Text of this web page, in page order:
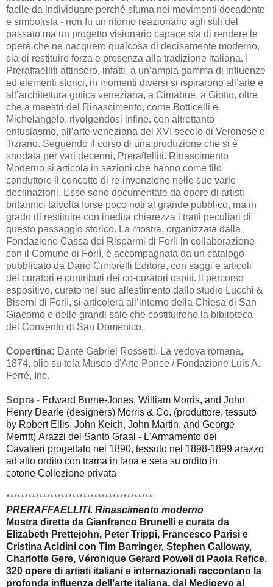
facile da individuare perché sfuma nei movimenti decadente
e simbolista - non fu un ritorno reazionario agli stili del
passato ma un progetto visionario capace sia di rendere le
opere che ne nacquero qualcosa di decisamente moderno,
sia di restituire forza e presenza alla tradizione italiana. I
Preraffaelliti attinsero, infatti, a un’ampia gamma di influenze
ed elementi storici, in momenti diversi si ispirarono all’arte e
all’architettura gotica veneziana, a Cimabue, a Giotto, oltre
che a maestri del Rinascimento, come Botticelli e
Michelangelo, rivolgendosi infine, con altrettanto
entusiasmo, all’arte veneziana del XVI secolo di Veronese e
Tiziano. Seguendo il corso di una produzione che si è
snodata per vari decenni, Preraffelliti. Rinascimento
Moderno si articola in sezioni che hanno come filo
conduttore il concetto di re-invenzione nelle sue varie
declinazioni. Esse sono documentate da opere di artisti
britannici talvolta forse poco noti al grande pubblico, ma in
grado di restituire con inedita chiarezza i tratti peculiari di
questo passaggio storico. La mostra, organizzata dalla
Fondazione Cassa dei Risparmi di Forlì in collaborazione
con il Comune di Forlì, è accompagnata da un catalogo
pubblicato da Dario Cimorelli Editore, con saggi e articoli
dei curatori e contributi dei co-curatori ospiti. Il percorso
espositivo, curato nel suo allestimento dallo studio Lucchi &
Biserni di Forlì, si articolerà all’interno della Chiesa di San
Giacomo e delle grandi sale che costituirono la biblioteca
del Convento di San Domenico.
Copertina: Dante Gabriel Rossetti, La vedova romana,
1874, olio su tela Museo d'Arte Ponce / Fondazione Luis A.
Ferré, Inc.
Sopra - Edward Burne-Jones, William Morris, and John
Henry Dearle (designers) Morris & Co. (produttore, tessuto
by Robert Ellis, John Keich, John Martin, and George
Merritt) Arazzi del Santo Graal - L'Armamento dei
Cavalieri progettato nel 1890, tessuto nel 1898-1899 arazzo
ad alto ordito con trama in lana e seta su ordito in
cotone Collezione privata
****************************************
PRERAFFAELLITI. Rinascimento moderno
Mostra diretta da Gianfranco Brunelli e curata da
Elizabeth Prettejohn, Peter Trippi, Francesco Parisi e
Cristina Acidini con Tim Barringer, Stephen Calloway,
Charlotte Gere, Véronique Gerard Powell di Paola Refice.
320 opere di artisti italiani e internazionali raccontano la
profonda influenza dell’arte italiana, dal Medioevo al